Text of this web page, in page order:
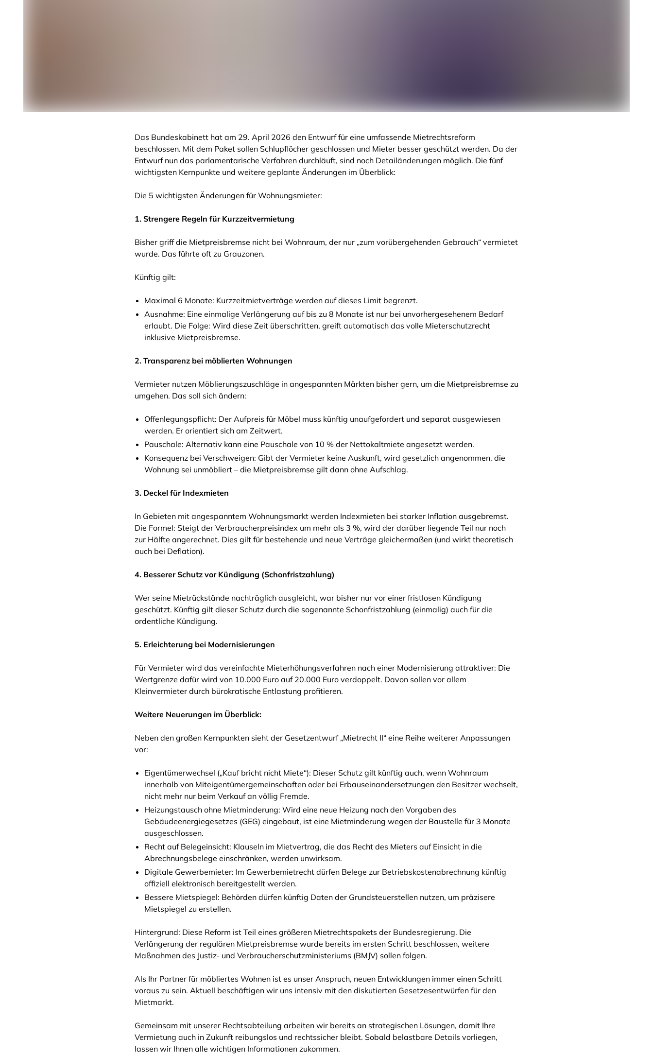
Das Bundeskabinett hat am 29. April 2026 den Entwurf für eine umfassende Mietrechtsreform
beschlossen. Mit dem Paket sollen Schlupflöcher geschlossen und Mieter besser geschützt werden. Da der
Entwurf nun das parlamentarische Verfahren durchläuft, sind noch Detailänderungen möglich. Die fünf
wichtigsten Kernpunkte und weitere geplante Änderungen im Überblick:
Die 5 wichtigsten Änderungen für Wohnungsmieter:
1. Strengere Regeln für Kurzzeitvermietung
Bisher griff die Mietpreisbremse nicht bei Wohnraum, der nur „zum vorübergehenden Gebrauch“ vermietet
wurde. Das führte oft zu Grauzonen.
Künftig gilt:
Maximal 6 Monate: Kurzzeitmietverträge werden auf dieses Limit begrenzt.
Ausnahme: Eine einmalige Verlängerung auf bis zu 8 Monate ist nur bei unvorhergesehenem Bedarf
erlaubt. Die Folge: Wird diese Zeit überschritten, greift automatisch das volle Mieterschutzrecht
inklusive Mietpreisbremse.
2. Transparenz bei möblierten Wohnungen
Vermieter nutzen Möblierungszuschläge in angespannten Märkten bisher gern, um die Mietpreisbremse zu
umgehen. Das soll sich ändern:
Offenlegungspflicht: Der Aufpreis für Möbel muss künftig unaufgefordert und separat ausgewiesen
werden. Er orientiert sich am Zeitwert.
Pauschale: Alternativ kann eine Pauschale von 10 % der Nettokaltmiete angesetzt werden.
Konsequenz bei Verschweigen: Gibt der Vermieter keine Auskunft, wird gesetzlich angenommen, die
Wohnung sei unmöbliert – die Mietpreisbremse gilt dann ohne Aufschlag.
3. Deckel für Indexmieten
In Gebieten mit angespanntem Wohnungsmarkt werden Indexmieten bei starker Inflation ausgebremst.
Die Formel: Steigt der Verbraucherpreisindex um mehr als 3 %, wird der darüber liegende Teil nur noch
zur Hälfte angerechnet. Dies gilt für bestehende und neue Verträge gleichermaßen (und wirkt theoretisch
auch bei Deflation).
4. Besserer Schutz vor Kündigung (Schonfristzahlung)
Wer seine Mietrückstände nachträglich ausgleicht, war bisher nur vor einer fristlosen Kündigung
geschützt. Künftig gilt dieser Schutz durch die sogenannte Schonfristzahlung (einmalig) auch für die
ordentliche Kündigung.
5. Erleichterung bei Modernisierungen
Für Vermieter wird das vereinfachte Mieterhöhungsverfahren nach einer Modernisierung attraktiver: Die
Wertgrenze dafür wird von 10.000 Euro auf 20.000 Euro verdoppelt. Davon sollen vor allem
Kleinvermieter durch bürokratische Entlastung profitieren.
Weitere Neuerungen im Überblick:
Neben den großen Kernpunkten sieht der Gesetzentwurf „Mietrecht II“ eine Reihe weiterer Anpassungen
vor:
Eigentümerwechsel („Kauf bricht nicht Miete“): Dieser Schutz gilt künftig auch, wenn Wohnraum
innerhalb von Miteigentümergemeinschaften oder bei Erbauseinandersetzungen den Besitzer wechselt,
nicht mehr nur beim Verkauf an völlig Fremde.
Heizungstausch ohne Mietminderung: Wird eine neue Heizung nach den Vorgaben des
Gebäudeenergiegesetzes (GEG) eingebaut, ist eine Mietminderung wegen der Baustelle für 3 Monate
ausgeschlossen.
Recht auf Belegeinsicht: Klauseln im Mietvertrag, die das Recht des Mieters auf Einsicht in die
Abrechnungsbelege einschränken, werden unwirksam.
Digitale Gewerbemieter: Im Gewerbemietrecht dürfen Belege zur Betriebskostenabrechnung künftig
offiziell elektronisch bereitgestellt werden.
Bessere Mietspiegel: Behörden dürfen künftig Daten der Grundsteuerstellen nutzen, um präzisere
Mietspiegel zu erstellen.
Hintergrund: Diese Reform ist Teil eines größeren Mietrechtspakets der Bundesregierung. Die
Verlängerung der regulären Mietpreisbremse wurde bereits im ersten Schritt beschlossen, weitere
Maßnahmen des Justiz- und Verbraucherschutzministeriums (BMJV) sollen folgen.
Als Ihr Partner für möbliertes Wohnen ist es unser Anspruch, neuen Entwicklungen immer einen Schritt
voraus zu sein. Aktuell beschäftigen wir uns intensiv mit den diskutierten Gesetzesentwürfen für den
Mietmarkt.
Gemeinsam mit unserer Rechtsabteilung arbeiten wir bereits an strategischen Lösungen, damit Ihre
Vermietung auch in Zukunft reibungslos und rechtssicher bleibt. Sobald belastbare Details vorliegen,
lassen wir Ihnen alle wichtigen Informationen zukommen.